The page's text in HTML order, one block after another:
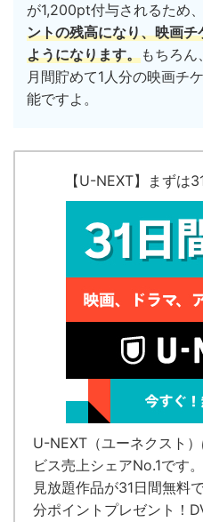
が1,200pt付与されるため、
ントの残高になり、映画チ
ようになります。もちろ
月間貯めて1人分の映画チ
能ですよ。
【U-NEXT】まずは
U-NEXT（ユーネクスト）
ビス売上シェアNo.1です。
見放題作品が31日間無料
分ポイントプレゼント！